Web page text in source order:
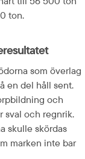
ton.
som överlag
en del håll sent.
och
sval och regnrik.
skulle skördas
marken inte bar